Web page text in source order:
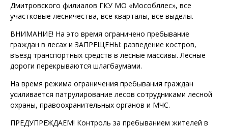
Дмитровского филиалов ГКУ МО «Мособллес», все
участковые лесничества, все кварталы, все выделы.
ВНИМАНИЕ! На это время ограничено пребывание
граждан в лесах и ЗАПРЕЩЕНЫ: разведение костров,
въезд транспортных средств в лесные массивы. Лесные
дороги перекрываются шлагбаумами.
На время режима ограничения пребывания граждан
усиливается патрулирование лесов сотрудниками лесной
охраны, правоохранительных органов и МЧС.
ПРЕДУПРЕЖДАЕМ! Контроль за пребыванием жителей в